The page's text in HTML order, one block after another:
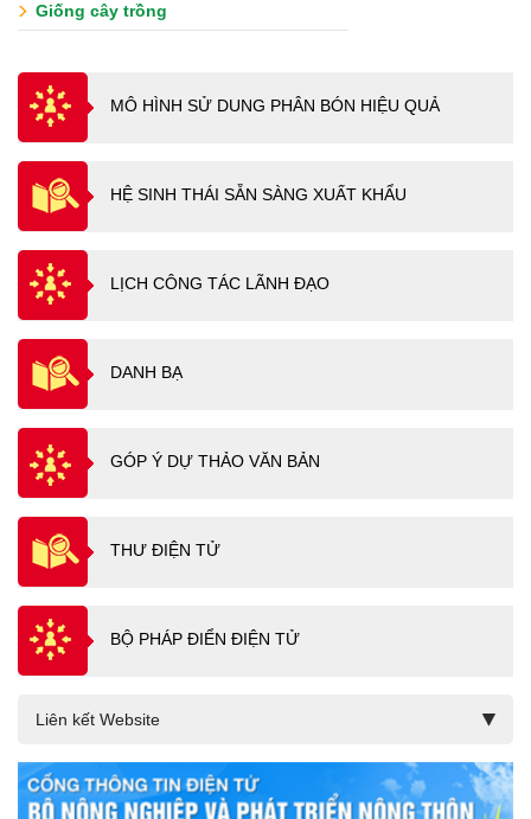
Giống cây trồng
MÔ HÌNH SỬ DUNG PHÂN BÓN HIỆU QUẢ
HỆ SINH THÁI SẴN SÀNG XUẤT KHẨU
LỊCH CÔNG TÁC LÃNH ĐẠO
DANH BẠ
GÓP Ý DỰ THẢO VĂN BẢN
THƯ ĐIỆN TỬ
BỘ PHÁP ĐIỂN ĐIỆN TỬ